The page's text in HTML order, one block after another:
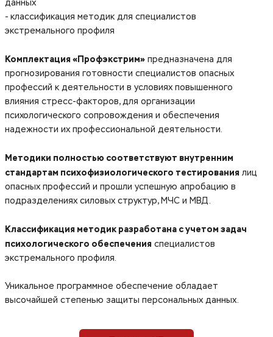
данных
- классификация методик для специалистов
экстремального профиля
Комплектация «Профэкстрим» предназначена для
прогнозирования готовности специалистов опасных
профессий к деятельности в условиях повышенного
влияния стресс-факторов, для организации
психологического сопровождения и обеспечения
надежности их профессиональной деятельности.
Методики полностью соответствуют внутренним
стандартам психофизиологического тестирования лиц
опасных профессий и прошли успешную апробацию в
подразделениях силовых структур, МЧС и МВД.
Классификация методик разработана с учетом задач
психологического обеспечения специалистов
экстремального профиля.
Уникальное программное обеспечение обладает
высочайшей степенью защиты персональных данных.